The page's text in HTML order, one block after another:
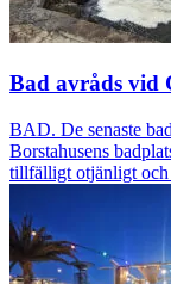
Bad avråds vid
BAD. De senaste
Borstahusens
tillfälligt otjänligt och